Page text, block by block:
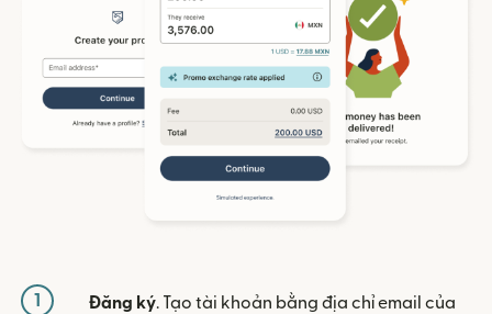
1 Đăng ký. Tạo tài khoản bằng địa chỉ email của